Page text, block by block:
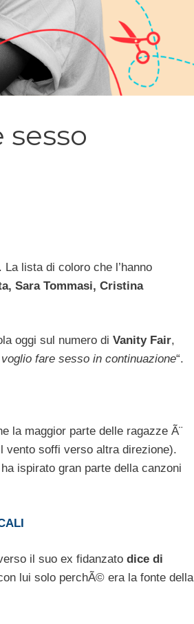
lista di coloro che l’hanno
Sara Tommasi, Cristina
oggi sul numero di Vanity Fair,
fare sesso in continuazione“.
la maggior parte delle ragazze Ã¨
vento soffi verso altra direzione).
ispirato gran parte della canzoni
il suo ex fidanzato dice di
lui solo perchÃ© era la fonte della